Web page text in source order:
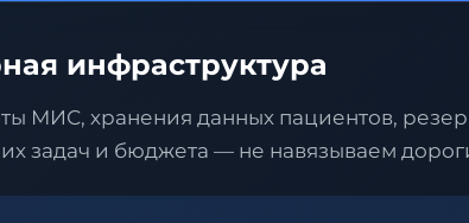
инфраструктура
МИС, хранения данных пациентов,
задач и бюджета — не навязываем